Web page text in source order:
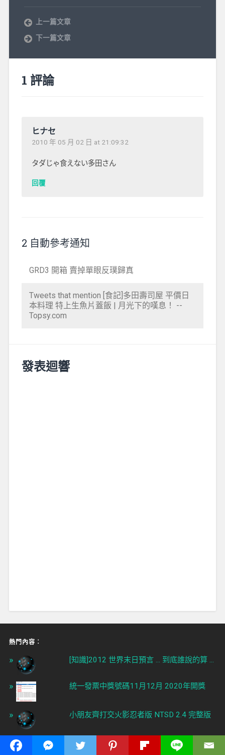
上一篇文章
下一篇文章
1 評論
ヒナセ
2010 年 05 月 02 日 at 21:09:32
タダじゃ食えない多田さん
回覆
2 自動參考通知
GRD3 開箱 賣掉單眼反璞歸真
Tweets that mention [食記]多田壽司屋 平價日
本料理 特上生魚片蓋飯 | 月光下的嘆息！ --
Topsy.com
發表迴響
熱門內容︰
[知識]2012 世界末日預言 ... 到底誰說的算 ...
統一發票中獎號碼11月12月 2020年開獎
小朋友齊打交火影忍者版 NTSD 2.4 完整版
[遊戲]Facebook Pet Society 神秘公仔取得
密技攻略教學 ...